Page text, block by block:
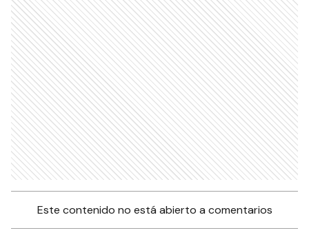
Este contenido no está abierto a comentarios